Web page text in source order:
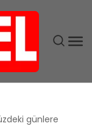
günlere